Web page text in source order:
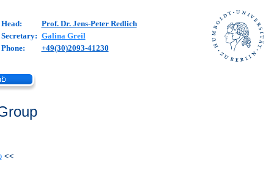
Head:
Prof. Dr. Jens-Peter Redlich
Secretary: Galina Greil
Phone:
+49(30)2093-41230
<<